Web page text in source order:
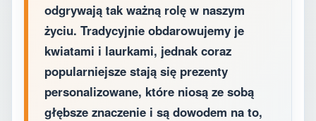
odgrywają tak ważną rolę w naszym
życiu. Tradycyjnie obdarowujemy je
kwiatami i laurkami, jednak coraz
popularniejsze stają się prezenty
personalizowane, które niosą ze sobą
głębsze znaczenie i są dowodem na to,